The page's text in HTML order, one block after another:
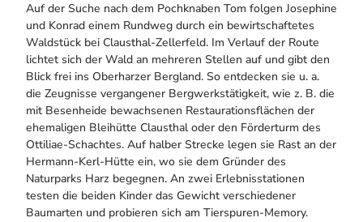
Auf der Suche nach dem Pochknaben Tom folgen Josephine
und Konrad einem Rundweg durch ein bewirtschaftetes
Waldstück bei Clausthal-Zellerfeld. Im Verlauf der Route
lichtet sich der Wald an mehreren Stellen auf und gibt den
Blick frei ins Oberharzer Bergland. So entdecken sie u. a.
die Zeugnisse vergangener Bergwerkstätigkeit, wie z. B. die
mit Besenheide bewachsenen Restaurationsflächen der
ehemaligen Bleihütte Clausthal oder den Förderturm des
Ottiliae-Schachtes. Auf halber Strecke legen sie Rast an der
Hermann-Kerl-Hütte ein, wo sie dem Gründer des
Naturparks Harz begegnen. An zwei Erlebnisstationen
testen die beiden Kinder das Gewicht verschiedener
Baumarten und probieren sich am Tierspuren-Memory.